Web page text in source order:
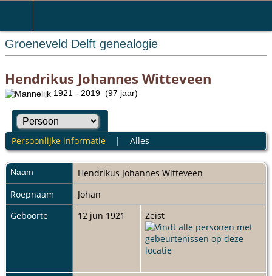
Groeneveld Delft genealogie
Hendrikus Johannes Witteveen
1921 - 2019 (97 jaar)
Persoonlijke informatie| Alles
Naam Hendrikus Johannes Witteveen
Roepnaam
Johan
Geboorte
12 jun 1921 Zeist